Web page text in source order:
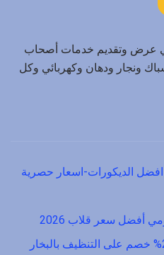
عرض وتقديم خدمات أصحاب
ونجار ودهان وكهربائي وكل
الديكورات-اسعار حصرية
أفضل سعر قلاب 2026